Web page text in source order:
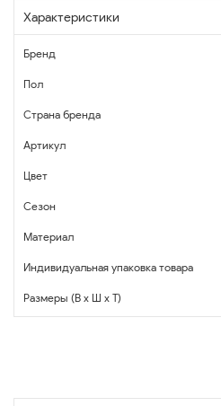
Характеристики
Бренд
Пол
Страна бренда
Артикул
Цвет
Сезон
Материал
Индивидуальная упаковка товара
Размеры (В x Ш x Т)